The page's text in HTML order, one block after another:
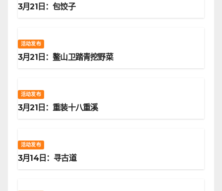
3月21日：包饺子
活动发布
3月21日：鳌山卫踏青挖野菜
活动发布
3月21日：重装十八重溪
活动发布
3月14日：寻古道